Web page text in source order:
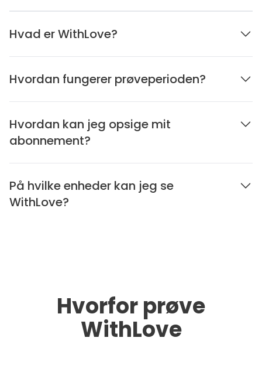
Hvad er WithLove?
Hvordan fungerer prøveperioden?
Hvordan kan jeg opsige mit
abonnement?
På hvilke enheder kan jeg se
WithLove?
Hvorfor prøve
WithLove